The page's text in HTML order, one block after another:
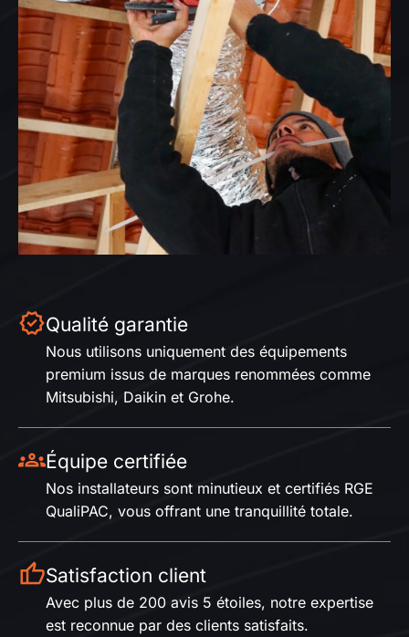
Qualité garantie
Nous utilisons uniquement des équipements
premium issus de marques renommées comme
Mitsubishi, Daikin et Grohe.
Équipe certifiée
Nos installateurs sont minutieux et certifiés RGE
QualiPAC, vous offrant une tranquillité totale.
Satisfaction client
Avec plus de 200 avis 5 étoiles, notre expertise
est reconnue par des clients satisfaits.